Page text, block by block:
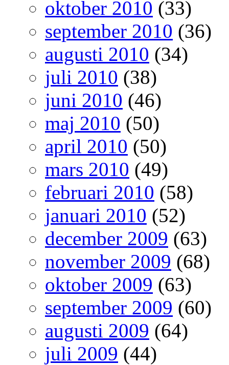
oktober 2010 (33)
september 2010 (36)
augusti 2010 (34)
juli 2010 (38)
juni 2010 (46)
maj 2010 (50)
april 2010 (50)
mars 2010 (49)
februari 2010 (58)
januari 2010 (52)
december 2009 (63)
november 2009 (68)
oktober 2009 (63)
september 2009 (60)
augusti 2009 (64)
juli 2009 (44)